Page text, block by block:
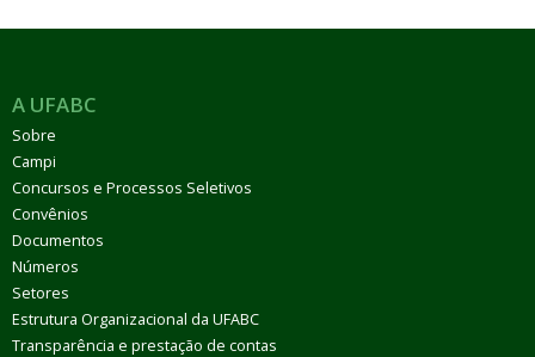
A UFABC
Sobre
Campi
Concursos e Processos Seletivos
Convênios
Documentos
Números
Setores
Estrutura Organizacional da UFABC
Transparência e prestação de contas